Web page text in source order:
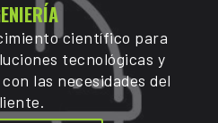
científico para
tecnológicas y
las necesidades del